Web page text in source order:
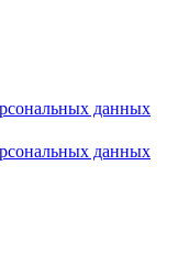
данных
данных